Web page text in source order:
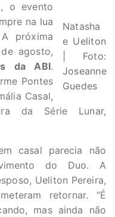
Natasha
e Ueliton
| Foto:
Joseanne
Guedes
o evento
na lua
próxima
agosto,
da ABI.
Pontes
Casal,
da Série Lunar,
casal parecia não
do Duo. A
Ueliton Pereira,
retornar. “É
mas ainda não